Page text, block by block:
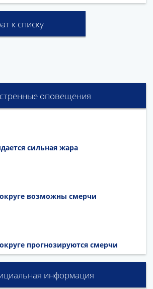
к списку
оповещения
сильная жара
возможны смерчи
прогнозируются смерчи
информация